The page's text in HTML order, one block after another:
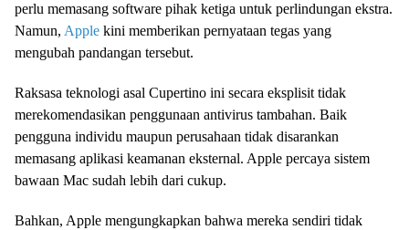
perlu memasang software pihak ketiga untuk perlindungan ekstra.
Namun, Apple kini memberikan pernyataan tegas yang
mengubah pandangan tersebut.
Raksasa teknologi asal Cupertino ini secara eksplisit tidak
merekomendasikan penggunaan antivirus tambahan. Baik
pengguna individu maupun perusahaan tidak disarankan
memasang aplikasi keamanan eksternal. Apple percaya sistem
bawaan Mac sudah lebih dari cukup.
Bahkan, Apple mengungkapkan bahwa mereka sendiri tidak